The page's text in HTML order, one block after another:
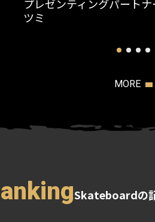
プレゼンティングパート
ツミ
MORE
Skateboardの